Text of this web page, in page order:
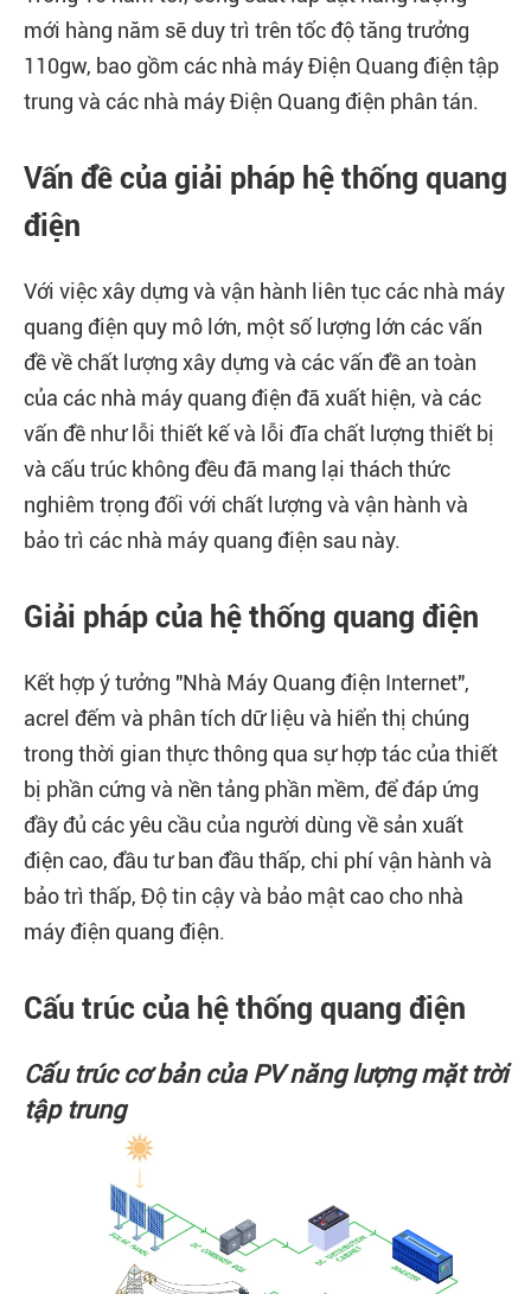
mới hàng năm sẽ duy trì trên tốc độ tăng trưởng
110gw, bao gồm các nhà máy Điện Quang điện tập
trung và các nhà máy Điện Quang điện phân tán.
Vấn đề của giải pháp hệ thống quang
điện
Với việc xây dựng và vận hành liên tục các nhà máy
quang điện quy mô lớn, một số lượng lớn các vấn
đề về chất lượng xây dựng và các vấn đề an toàn
của các nhà máy quang điện đã xuất hiện, và các
vấn đề như lỗi thiết kế và lỗi đĩa chất lượng thiết bị
và cấu trúc không đều đã mang lại thách thức
nghiêm trọng đối với chất lượng và vận hành và
bảo trì các nhà máy quang điện sau này.
Giải pháp của hệ thống quang điện
Kết hợp ý tưởng "Nhà Máy Quang điện Internet",
acrel đếm và phân tích dữ liệu và hiển thị chúng
trong thời gian thực thông qua sự hợp tác của thiết
bị phần cứng và nền tảng phần mềm, để đáp ứng
đầy đủ các yêu cầu của người dùng về sản xuất
điện cao, đầu tư ban đầu thấp, chi phí vận hành và
bảo trì thấp, Độ tin cậy và bảo mật cao cho nhà
máy điện quang điện.
Cấu trúc của hệ thống quang điện
Cấu trúc cơ bản của PV năng lượng mặt trời
tập trung